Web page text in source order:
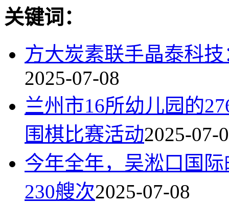
关键词：
方大炭素联手晶泰科
2025-07-08
兰州市16所幼儿园的
围棋比赛活动2025-07-
今年全年，吴淞口国
230艘次2025-07-08